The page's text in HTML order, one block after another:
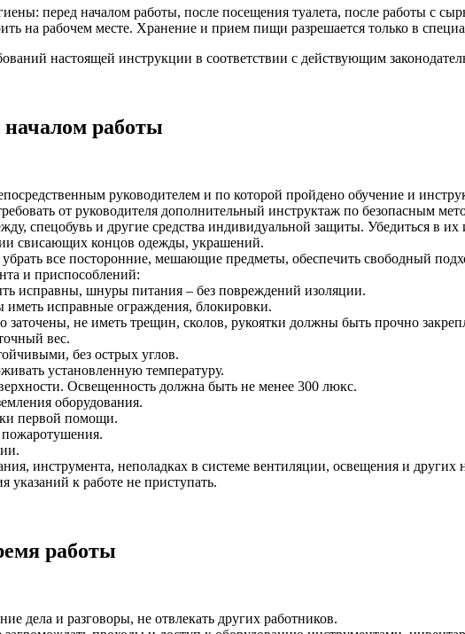
перед началом работы, после посещения туалета, после работы с
на рабочем месте. Хранение и прием пищи разрешается только в
настоящей инструкции в соответствии с действующим
началом работы
руководителем и по которой пройдено обучение и
от руководителя дополнительный инструктаж по безопасным
спецобувь и другие средства индивидуальной защиты. Убедиться в их
свисающих концов одежды, украшений.
убрать все посторонние, мешающие предметы, обеспечить свободный
и приспособлений:
исправны, шнуры питания – без повреждений изоляции.
исправные ограждения, блокировки.
не иметь трещин, сколов, рукоятки должны быть прочно
вес.
без острых углов.
установленную температуру.
Освещенность должна быть не менее 300 люкс.
оборудования.
первой помощи.
пожаротушения.
инструмента, неполадках в системе вентиляции, освещения и
указаний к работе не приступать.
работы
дела и разговоры, не отвлекать других работников.